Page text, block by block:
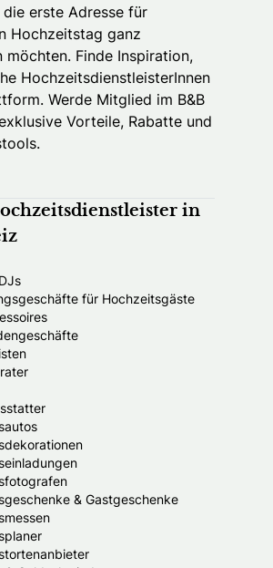
erste Adresse für
Hochzeitstag ganz
Finde Inspiration,
HochzeitsdienstleisterInnen
Werde Mitglied im B&B
Vorteile, Rabatte und
in
für Hochzeitsgäste
& Gastgeschenke